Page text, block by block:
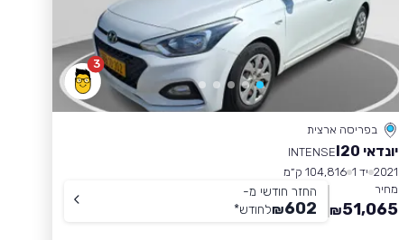
3
בפריסה ארצית
יונדאי I20
INTENSE
2021 יד 1
104,816 ק״מ
מחיר
51,065
₪
החזר חודשי מ-
602
₪לחודש*